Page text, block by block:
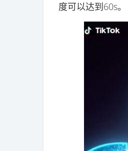
度可以达到60s。